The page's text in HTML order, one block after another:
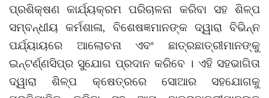
ପ୍ରଶିକ୍ଷଣ କାର୍ଯ୍ୟକ୍ରମ ପରିଚାଳନା କରିବା ସହ ଶିଳ୍ପ
ସମ୍ବନ୍ଧୀୟ କର୍ମଶାଳା, ବିଶେଷଜ୍ଞମାନଙ୍କ ଦ୍ୱାରା ବିଭିନ୍ନ
ପର୍ଯ୍ୟାୟରେ ଆଲୋଚନା ଏବଂ ଛାତ୍ରଛାତ୍ରୀମାନଙ୍କୁ
ଇନ୍‌ଟର୍ଣ୍ଣସିପ୍‌ର ସୁଯୋଗ ପ୍ରଦାନ କରିବେ । ଏହି ସହଭାଗିତା
ଦ୍ୱାରା ଶିଳ୍ପ କ୍ଷେତ୍ରରେ ସୋଆର ସହଯୋଗକୁ